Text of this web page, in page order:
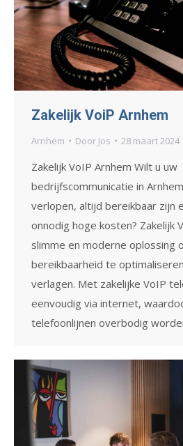
Zakelijk VoiP Arnhem
Arnhem Door Jos 28 maart 2024
Zakelijk VoIP Arnhem Wilt u uw
bedrijfscommunicatie in
verlopen, altijd bereikbaar zijn
onnodig hoge kosten? Zakelijk
slimme en moderne oplossing
bereikbaarheid te
verlagen. Met zakelijke VoIP
eenvoudig via internet,
telefoonlijnen overbodig